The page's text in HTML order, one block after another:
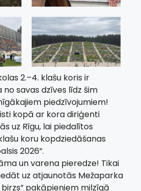
2.–4. klašu koris ir
savas dzīves līdz šim
piedzīvojumiem!
kopā ar kora diriģenti
uz Rīgu, lai piedalītos
koru kopdziedāšanas
2026”.
un varena pieredze! Tikai
uz atjaunotās Mežaparka
pakāpieniem milzīgā